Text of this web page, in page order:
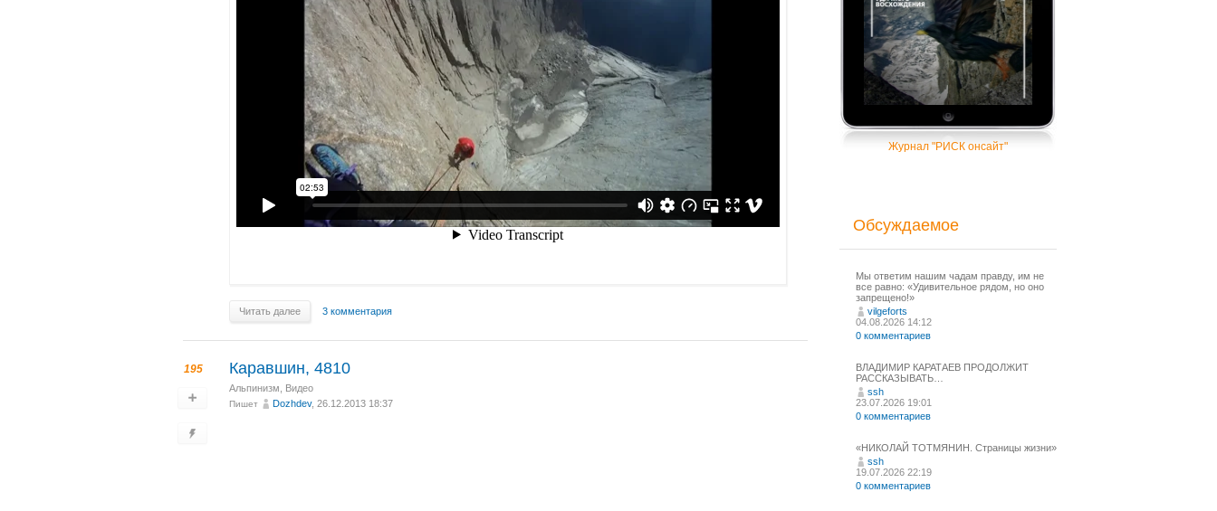
Читать далее 3 комментария
195 Каравшин, 4810
Альпинизм Видео
Пишет Dozhdev, 26.12.2013 18:37
Журнал "РИСК онсайт"
Обсуждаемое
Мы ответим нашим чадам правду, им не
все равно: «Удивительное рядом, но оно
запрещено!»
vilgeforts
04.08.2026 14:12
0 комментариев
ВЛАДИМИР КАРАТАЕВ ПРОДОЛЖИТ
РАССКАЗЫВАТЬ…
ssh
23.07.2026 19:01
0 комментариев
«НИКОЛАЙ ТОТМЯНИН. Страницы жизни»
ssh
19.07.2026 22:19
0 комментариев